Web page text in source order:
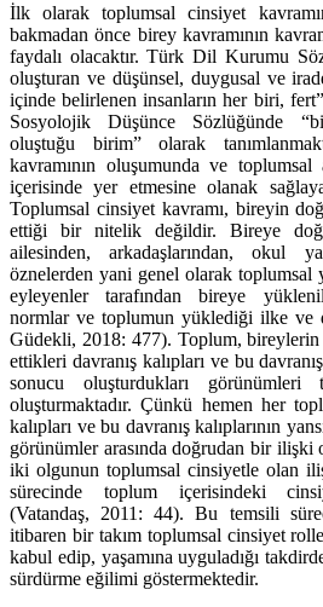
İlk olarak toplumsal cinsiyet
bakmadan önce birey kavramının
faydalı olacaktır. Türk Dil Kurumu
oluşturan ve düşünsel, duygusal ve
içinde belirlenen insanların her biri,
Sosyolojik Düşünce Sözlüğünde
oluştuğu birim” olarak
kavramının oluşumunda ve
içerisinde yer etmesine olanak
Toplumsal cinsiyet kavramı, bireyin
ettiği bir nitelik değildir. Bireye
ailesinden, arkadaşlarından, okul
öznelerden yani genel olarak toplumsal
eyleyenler tarafından bireye
normlar ve toplumun yüklediği ilke ve
Güdekli, 2018: 477). Toplum, bireylerin
ettikleri davranış kalıpları ve bu davranış
sonucu oluşturdukları görünümleri
oluşturmaktadır. Çünkü hemen her
kalıpları ve bu davranış kalıplarının
görünümler arasında doğrudan bir ilişki
iki olgunun toplumsal cinsiyetle olan
sürecinde toplum içerisindeki
(Vatandaş, 2011: 44). Bu temsili
itibaren bir takım toplumsal cinsiyet
kabul edip, yaşamına uyguladığı
sürdürme eğilimi göstermektedir.